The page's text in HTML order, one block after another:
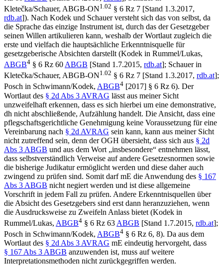
Kletečka/Schauer, ABGB-ON1.02 § 6 Rz 7 [Stand 1.3.2017,
rdb.at]). Nach Kodek und Schauerversteht sich das von selbst, da
die Sprache das einzige Instrument ist, durch das der Gesetzgeber
seinen Willen artikulieren kann, weshalb der Wortlaut zugleich die
erste und vielfach die hauptsächliche Erkenntnisquelle für
gesetzgeberische Absichten darstellt (Kodek in Rummel/Lukas,
ABGB4 § 6 Rz 60 ABGB [Stand 1.7.2015, rdb.at]; Schauerin
Kletečka/Schauer, ABGB-ON1.02 § 6 Rz 7 [Stand 1.3.2017, rdb.at];
Posch in Schwimann/Kodek, ABGB4 [2017] § 6 Rz 6). Der
Wortlaut des § 2d Abs 3 AVRAG lässt aus meiner Sicht
unzweifelhaft erkennen, dass es sich hierbei um eine demonstrative,
dh nicht abschließende, Aufzählung handelt. Die Ansicht, dass eine
pflegschaftsgerichtliche Genehmigung keine Voraussetzung für eine
Vereinbarung nach § 2d AVRAG sein kann, kann aus meiner Sicht
nicht zutreffend sein, denn der OGH übersieht, dass sich aus § 2d
Abs 3 ABGB und aus dem Wort „insbesondere“ entnehmen lässt,
dass selbstverständlich Verweise auf andere Gesetzesnormen sowie
die bisherige Judikatur ermöglicht werden und diese daher auch
zwingend zu prüfen sind. Somit darf mE die Anwendung des § 167
Abs 3 ABGB nicht negiert werden und ist diese allgemeine
Vorschrift in jedem Fall zu prüfen. Andere Erkenntnisquellen über
die Absicht des Gesetzgebers sind erst dann heranzuziehen, wenn
die Ausdrucksweise zu Zweifeln Anlass bietet (Kodek in
Rummel/Lukas, ABGB4 § 6 Rz 63 ABGB [Stand 1.7.2015, rdb.at];
Posch in Schwimann/Kodek, ABGB4 § 6 Rz 6, 8). Da aus dem
Wortlaut des § 2d Abs 3 AVRAG mE eindeutig hervorgeht, dass
§ 167 Abs 3 ABGB anzuwenden ist, muss auf weitere
Interpretationsmethoden nicht zurückgegriffen werden.